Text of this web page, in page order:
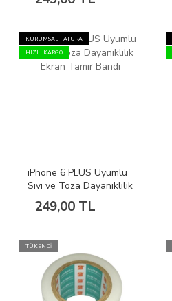
KURUMSAL FATURA
HIZLI KARGO
iPhone 6 PLUS Uyumlu
Sıvı ve Toza Dayanıklılık
Ekran Tamir Bandı
249,00 TL
TÜKENDİ